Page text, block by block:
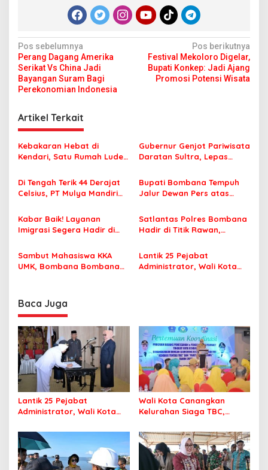
N
a
v
i
g
a
s
i
p
o
s
Pos sebelumnya
Perang Dagang Amerika
Serikat Vs China Jadi
Bayangan Suram Bagi
Perekonomian Indonesia
Pos berikutnya
Festival Mekoloro Digelar,
Bupati Konkep: Jadi Ajang
Promosi Potensi Wisata
Artikel Terkait
Kebakaran Hebat di
Kendari, Satu Rumah Ludes
Gubernur Genjot Pariwisata
Daratan Sultra, Lepas
Tiga Kabupaten Unggulan
Di Tengah Terik 44 Derajat
Celsius, PT Mulya Mandiri
Jamaah Tetap Sehat dan
Nyaman Beribadah
Bupati Bombana Tempuh
Jalur Dewan Pers atas
Korupsi Jembatan Cirauci II
Kabar Baik! Layanan
Imigrasi Segera Hadir di
Perlu Lagi ke Kendari
Satlantas Polres Bombana
Hadir di Titik Rawan,
Sekolah dengan Aman
Sambut Mahasiswa KKA
UMK, Bombana Bombana
Lantik 25 Pejabat
Administrator, Wali Kota
Baca Juga
Lantik 25 Pejabat
Administrator, Wali Kota
Berintegritas dan
Profesional Layani
Masyarakat
Wali Kota Canangkan
Kelurahan Siaga TBC,
Bebas Tuberkulosis